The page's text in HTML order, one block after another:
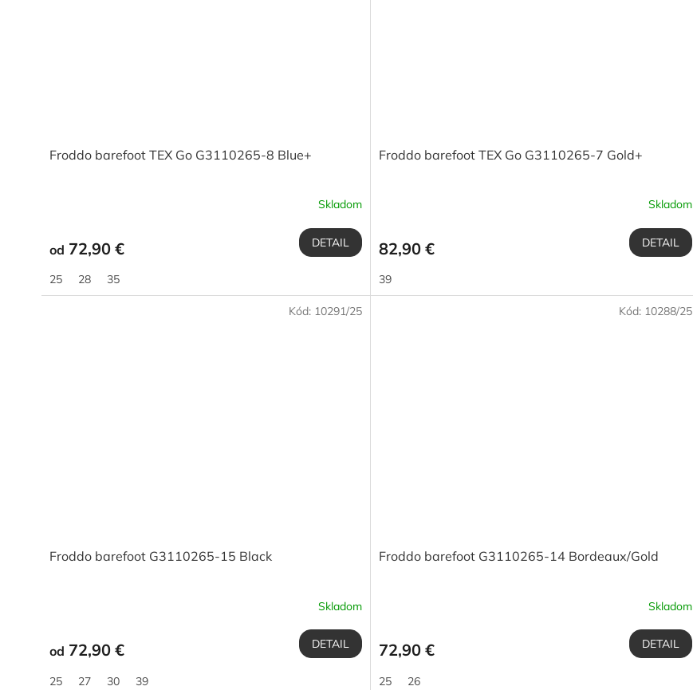
Froddo barefoot TEX Go G3110265-8 Blue+
Skladom
od 72,90 € DETAIL
25 28 35
Froddo barefoot TEX Go G3110265-7 Gold+
Skladom
82,90 € DETAIL
39
Froddo barefoot G3110265-15 Black
Skladom
od 72,90 € DETAIL
25 27 30 39
Kód: 10291/25
Froddo barefoot G3110265-14 Bordeaux/Gold
Skladom
72,90 € DETAIL
25 26
Kód: 10288/25